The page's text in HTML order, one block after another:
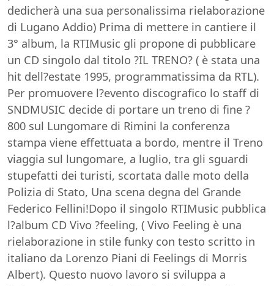
dedicherà una sua personalissima rielaborazione
di Lugano Addio) Prima di mettere in cantiere il
3° album, la RTIMusic gli propone di pubblicare
un CD singolo dal titolo ?IL TRENO? ( è stata una
hit dell?estate 1995, programmatissima da RTL).
Per promuovere l?evento discografico lo staff di
SNDMUSIC decide di portare un treno di fine ?
800 sul Lungomare di Rimini la conferenza
stampa viene effettuata a bordo, mentre il Treno
viaggia sul lungomare, a luglio, tra gli sguardi
stupefatti dei turisti, scortata dalle moto della
Polizia di Stato, Una scena degna del Grande
Federico Fellini!Dopo il singolo RTIMusic pubblica
l?album CD Vivo ?feeling, ( Vivo Feeling è una
rielaborazione in stile funky con testo scritto in
italiano da Lorenzo Piani di Feelings di Morris
Albert). Questo nuovo lavoro si sviluppa a